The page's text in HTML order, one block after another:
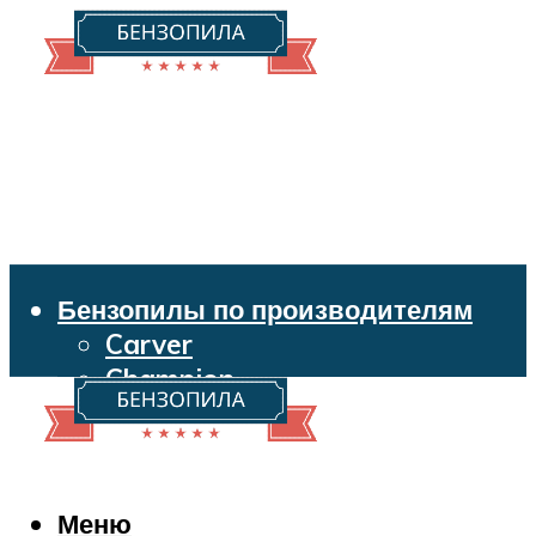
Бензопилы по производителям
Carver
Champion
Echo
Husqvarna
Makita
Меню